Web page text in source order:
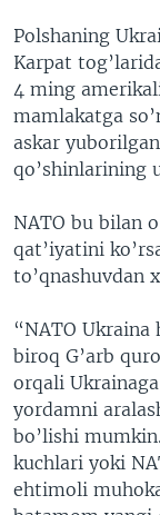
Polshaning
Karpat
4 ming
mamlakatga
askar
qo’shinlarining
NATO bu bilan
qat’iyatini
to’qnashuvdan
“NATO
biroq G’arb
orqali
yordamni
bo’lishi
kuchlari yoki
ehtimoli